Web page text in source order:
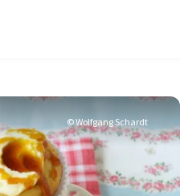
© Wolfgang Schardt